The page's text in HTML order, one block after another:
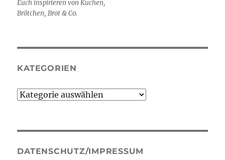
Euch inspirieren von Kuchen,
Brötchen, Brot & Co.
KATEGORIEN
Kategorien
DATENSCHUTZ/IMPRESSUM